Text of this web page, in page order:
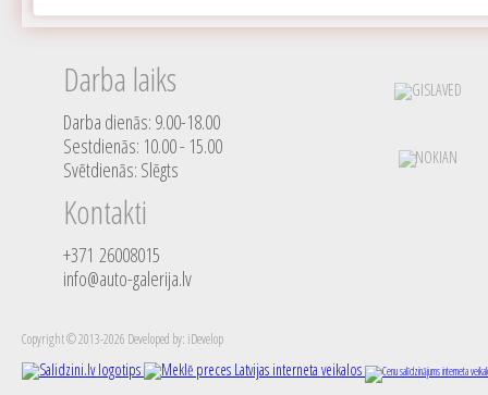
Darba laiks
Darba dienās: 9.00-18.00
Sestdienās: 10.00 - 15.00
Svētdienās: Slēgts
Kontakti
+371 26008015
info@auto-galerija.lv
Copyright © 2013-2026 Developed by: iDevelop